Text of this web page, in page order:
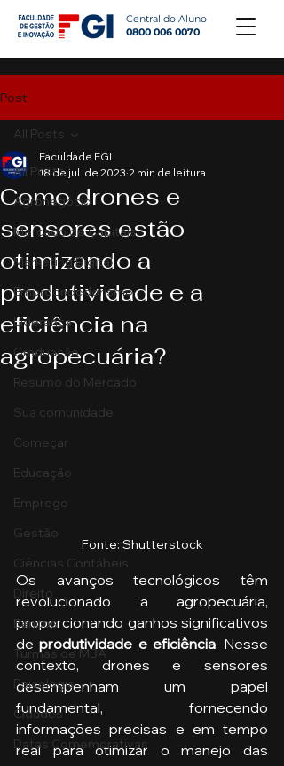
Central do Aluno
0800 006 0070
Post
All Posts
Agronegócio
Mercado de Capitais
Marketing Digital
Empreendedorismo
Liderança
Graduação
Resumo do Mercado
Sua comunidade
Começar
Educação
Emprego
Gestão
Ciências Contábeis
Direito
Bancos
Turmas de MBA
Psicologia
Cidades
Datas Comemorativas
All Posts
Como drones e
sensores estão
otimizando a
produtividade e a
eficiência na
agropecuária?
Faculdade FGI
18 de jul. de 2023 2 min de leitura
Fonte: Shutterstock
Os avanços tecnológicos têm
revolucionado a agropecuária,
proporcionando ganhos significativos
de produtividade e eficiência. Nesse
contexto, drones e sensores
desempenham um papel
fundamental, fornecendo
informações precisas e em tempo
real para otimizar o manejo das